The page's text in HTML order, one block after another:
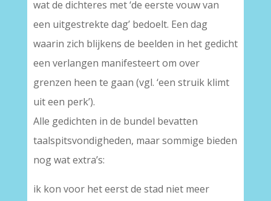
wat de dichteres met ‘de eerste vouw van
een uitgestrekte dag’ bedoelt. Een dag
waarin zich blijkens de beelden in het gedicht
een verlangen manifesteert om over
grenzen heen te gaan (vgl. ‘een struik klimt
uit een perk’).
Alle gedichten in de bundel bevatten
taalspitsvondigheden, maar sommige bieden
nog wat extra’s:
ik kon voor het eerst de stad niet meer